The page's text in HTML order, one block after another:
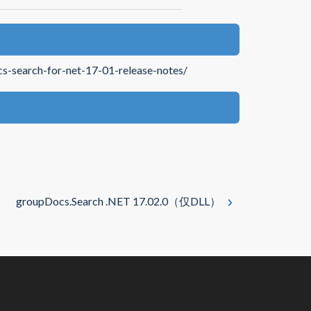
search-for-net-17-01-release-notes/
groupDocs.Search .NET 17.02.0（仅DLL）